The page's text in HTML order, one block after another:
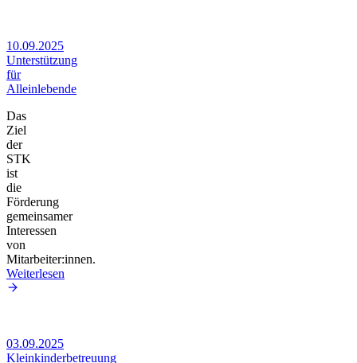
10.09.2025
Unterstützung
für
Alleinlebende
Das
Ziel
der
STK
ist
die
Förderung
gemeinsamer
Interessen
von
Mitarbeiter:innen.
Weiterlesen
03.09.2025
Kleinkinderbetreuung